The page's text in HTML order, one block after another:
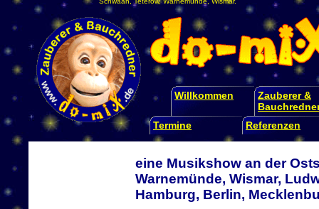
Willkommen
Zauberer &
Termine
Referenzen
eine Musikshow an der
Warnemünde, Wismar,
Hamburg, Berlin,